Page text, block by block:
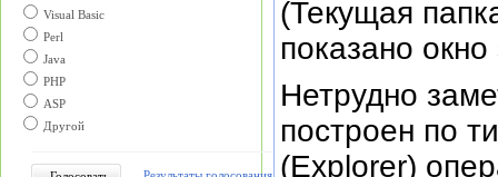
Visual Basic
Perl
Java
PHP
ASP
Другой
(Текущая
показано
Нетрудно
построен по
(Explorer)